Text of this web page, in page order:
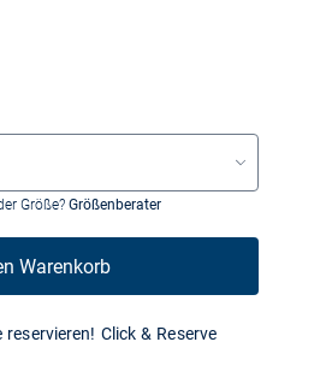
Größe? Größenberater
Warenkorb
Click & Reserve